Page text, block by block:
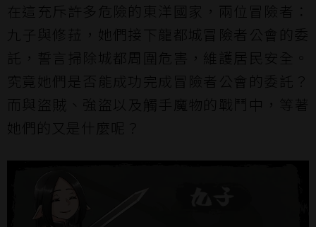
在這充斥許多危險的東洋國家，兩位冒險者：
九子與修菈，她們接下龍都城冒險者公會的委
託，誓言掃除城都周圍危害，維護居民安全。
究竟她們是否能成功完成冒險者公會的委託？
而與盜賊、強盜以及觸手魔物的戰鬥中，等著
她們的又是什麼呢？